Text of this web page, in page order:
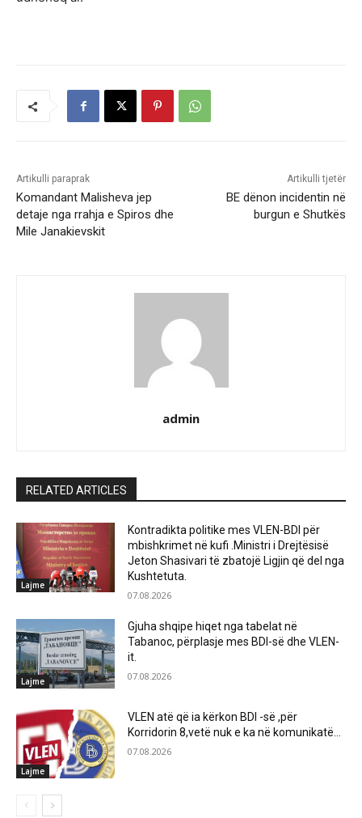
Artikulli paraprak
Komandant Malisheva jep
detaje nga rrahja e Spiros dhe
Mile Janakievskit
Artikulli tjetër
BE dënon incidentin në
burgun e Shutkës
admin
RELATED ARTICLES
Lajme
Kontradikta politike mes VLEN-BDI për
mbishkrimet në kufi .Ministri i Drejtësisë
Jeton Shasivari të zbatojë Ligjin që del nga
Kushtetuta.
07.08.2026
Lajme
Gjuha shqipe hiqet nga tabelat në
Tabanoc, përplasje mes BDI-së dhe VLEN-
it.
07.08.2026
Lajme
VLEN atë që ia kërkon BDI -së ,për
Korridorin 8,vetë nuk e ka në komunikatë…
07.08.2026